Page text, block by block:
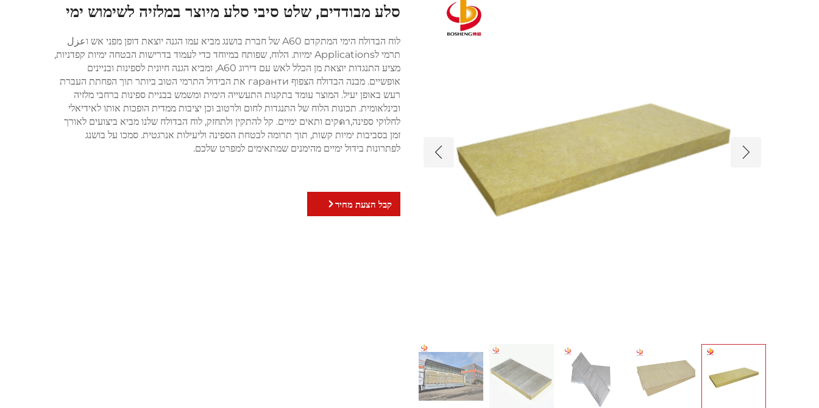
סלע מבודדים, שלט סיבי סלע מיוצר במלזיה לשימוש ימי
לוח הבדולח הימי המתקדם A60 של חברת בושנג מביא עמו הגנה יוצאת דופן מפני אש וعزل
תרמי לApplications ימיות. הלוח, שפותח במיוחד כדי לעמוד בדרישות הבטחה ימיות קפדניות,
מציע התנגדות יוצאת מן הכלל לאש עם דירוג A60, ומביא הגנה חיונית לספינות ובניינים
אופשיים. מבנה הבדולח הצפוף гаранти את הבידול התרמי הטוב ביותר תוך הפחתת העברת
רעש באופן יעיל. המוצר עומד בתקנות התעשייה הימית ומשמש בבניית ספינות ברחבי מלזיה
ובינלאומית. תכונות הלוח של התנגדות לחום ולרטוב וכן יציבות ממדית הופכות אותו לאידיאלי
לחלוקי ספינה,ดาקים ותאים ימיים. קל להתקין ולתחזק, לוח הבדולח שלנו מביא ביצועים לאורך
זמן בסביבות ימיות קשות, תוך תרומה לבטחת הספינה וליעילות אנרגטית. סמכו על בושנג
לפתרונות בידול ימיים מהימנים שמתאימים למפרט שלכם.
קבל הצעת מחיר